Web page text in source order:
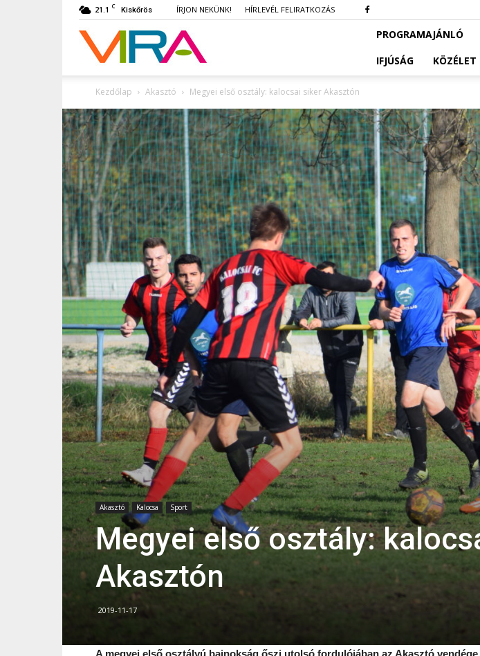
21.1 C Kiskőrös ÍRJON NEKÜNK! HÍRLEVÉL FELIRATKOZÁS
VIRA PROGRAMAJÁNLÓ
IFJÚSÁG
KÖZÉLET
Kezdőlap Akasztó Megyei első osztály: kalocsai siker Akasztón
Akasztó Kalocsa Sport
Megyei első osztály:
Akasztón
2019-11-17